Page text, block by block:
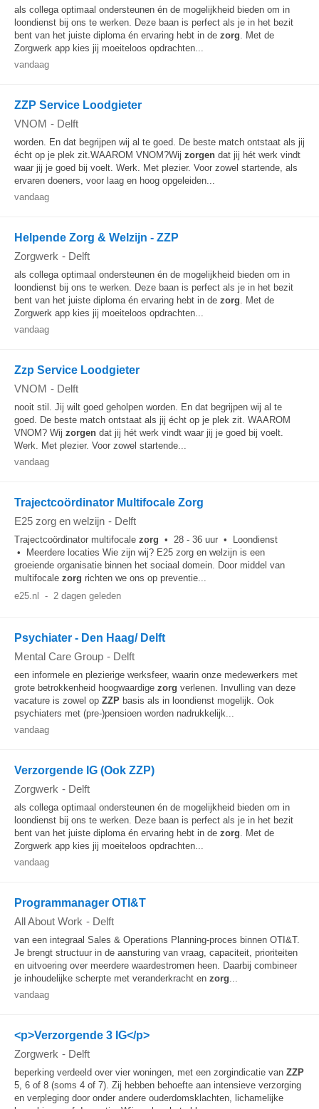
als collega optimaal ondersteunen én de mogelijkheid bieden om in
loondienst bij ons te werken. Deze baan is perfect als je in het bezit
bent van het juiste diploma én ervaring hebt in de zorg. Met de
Zorgwerk app kies jij moeiteloos opdrachten...
vandaag
ZZP Service Loodgieter
VNOM - Delft
worden. En dat begrijpen wij al te goed. De beste match ontstaat als jij
écht op je plek zit.WAAROM VNOM?Wij zorgen dat jij hét werk vindt
waar jij je goed bij voelt. Werk. Met plezier. Voor zowel startende, als
ervaren doeners, voor laag en hoog opgeleiden...
vandaag
Helpende Zorg & Welzijn - ZZP
Zorgwerk - Delft
als collega optimaal ondersteunen én de mogelijkheid bieden om in
loondienst bij ons te werken. Deze baan is perfect als je in het bezit
bent van het juiste diploma én ervaring hebt in de zorg. Met de
Zorgwerk app kies jij moeiteloos opdrachten...
vandaag
Zzp Service Loodgieter
VNOM - Delft
nooit stil. Jij wilt goed geholpen worden. En dat begrijpen wij al te
goed. De beste match ontstaat als jij écht op je plek zit. WAAROM
VNOM? Wij zorgen dat jij hét werk vindt waar jij je goed bij voelt.
Werk. Met plezier. Voor zowel startende...
vandaag
Trajectcoördinator Multifocale Zorg
E25 zorg en welzijn - Delft
Trajectcoördinator multifocale zorg • 28 - 36 uur • Loondienst
• Meerdere locaties Wie zijn wij? E25 zorg en welzijn is een
groeiende organisatie binnen het sociaal domein. Door middel van
multifocale zorg richten we ons op preventie...
e25.nl
- 2 dagen geleden
Psychiater - Den Haag/ Delft
Mental Care Group - Delft
een informele en plezierige werksfeer, waarin onze medewerkers met
grote betrokkenheid hoogwaardige zorg verlenen. Invulling van deze
vacature is zowel op ZZP basis als in loondienst mogelijk. Ook
psychiaters met (pre-)pensioen worden nadrukkelijk...
vandaag
Verzorgende IG (Ook ZZP)
Zorgwerk - Delft
als collega optimaal ondersteunen én de mogelijkheid bieden om in
loondienst bij ons te werken. Deze baan is perfect als je in het bezit
bent van het juiste diploma én ervaring hebt in de zorg. Met de
Zorgwerk app kies jij moeiteloos opdrachten...
vandaag
Programmanager OTI&T
All About Work - Delft
van een integraal Sales & Operations Planning-proces binnen OTI&T.
Je brengt structuur in de aansturing van vraag, capaciteit, prioriteiten
en uitvoering over meerdere waardestromen heen. Daarbij combineer
je inhoudelijke scherpte met veranderkracht en zorg...
vandaag
<p>Verzorgende 3 IG</p>
Zorgwerk - Delft
beperking verdeeld over vier woningen, met een zorgindicatie van ZZP
5, 6 of 8 (soms 4 of 7). Zij hebben behoefte aan intensieve verzorging
en verpleging door onder andere ouderdomsklachten, lichamelijke